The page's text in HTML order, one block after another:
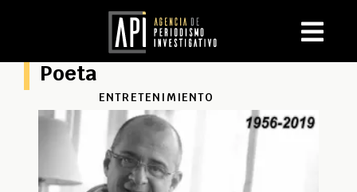
Poeta
ENTRETENIMIENTO